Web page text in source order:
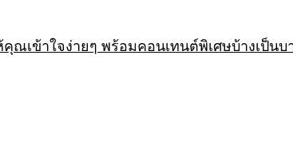
เข้าใจง่ายๆ พร้อมคอนเทนต์พิเศษบ้างเป็นบา